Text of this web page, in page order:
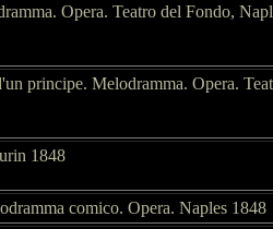
Opera. Teatro del Fondo,
principe. Melodramma. Opera.
1848
comico. Opera. Naples 1848